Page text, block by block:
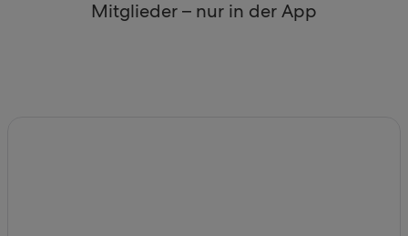
Mitglieder – nur in der App